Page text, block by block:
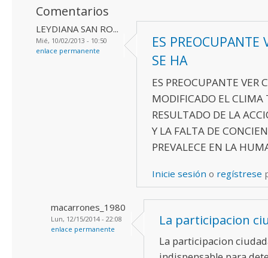
Comentarios
LEYDIANA SAN RO...
Mié, 10/02/2013 - 10:50
enlace permanente
ES PREOCUPANTE
SE HA
ES PREOCUPANTE VER
MODIFICADO EL CLIMA
RESULTADO DE LA
Y LA FALTA DE
PREVALECE EN LA
Inicie sesión o regístrese
macarrones_1980
Lun, 12/15/2014 - 22:08
enlace permanente
La participacion
La participacion